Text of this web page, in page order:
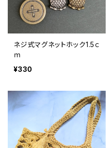
ネジ式マグネットホック1.5ｃ
ｍ
¥330